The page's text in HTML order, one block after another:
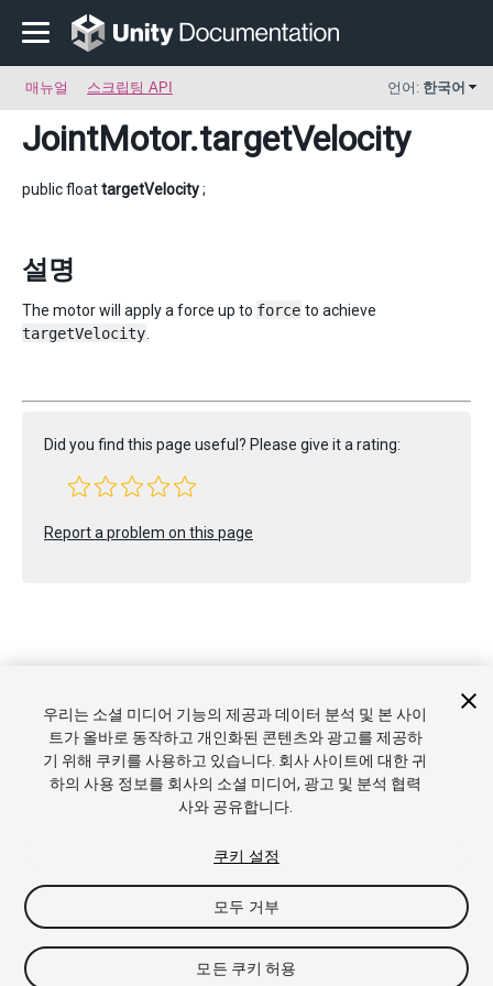
매뉴얼 스크립팅 API 언어: 한국어
JointMotor.targetVelocity
public floattargetVelocity;
설명
The motor will apply a force up to force to achieve
targetVelocity
Did you find this page useful? Please give it a rating:
Report a problem on this page
튜토리얼
커뮤니티 답변 기술 자료 포럼 에셋 스토어
및 이용약관
법률정보 개인정보처리방침 쿠키
내 개인정보 판
매 금지
쿠키 기본 설정
우리는 소셜 미디어 기능의 제공과 데이터 분석 및 본 사이
트가 올바로 동작하고 개인화된 콘텐츠와 광고를 제공하
기 위해 쿠키를 사용하고 있습니다. 회사 사이트에 대한 귀
하의 사용 정보를 회사의 소셜 미디어, 광고 및 분석 협력
사와 공유합니다.
쿠키 설정
모두 거부
모든 쿠키 허용